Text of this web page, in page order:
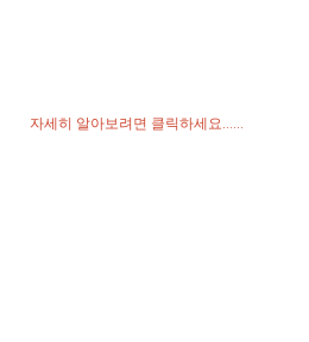
자세히 알아보려면 클릭하세요......